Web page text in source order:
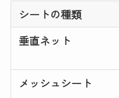
シートの種類
垂直ネット
メッシュシート